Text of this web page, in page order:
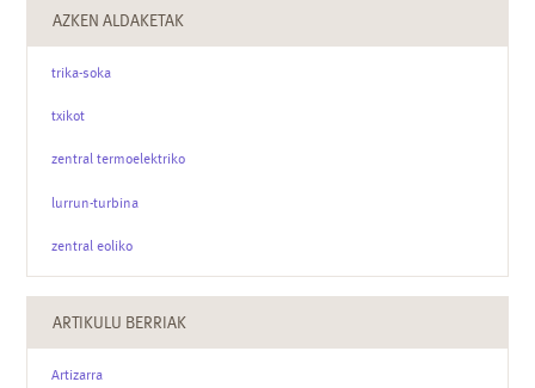
AZKEN ALDAKETAK
trika-soka
txikot
zentral termoelektriko
lurrun-turbina
zentral eoliko
ARTIKULU BERRIAK
Artizarra